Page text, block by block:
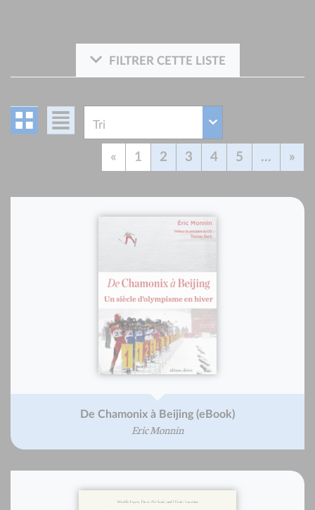
FILTRER CETTE LISTE
« 1 2 3 4 5 ... »
De Chamonix à Beijing (eBook)
Eric Monnin